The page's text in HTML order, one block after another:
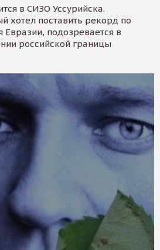
в СИЗО Уссурийска.
хотел поставить рекорд по
Евразии, подозревается в
российской границы